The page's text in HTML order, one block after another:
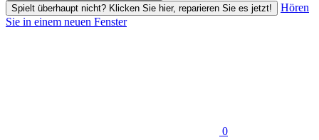
Spielt überhaupt nicht? Klicken Sie hier, reparieren Sie es jetzt!
Hören
Sie in einem neuen Fenster
0